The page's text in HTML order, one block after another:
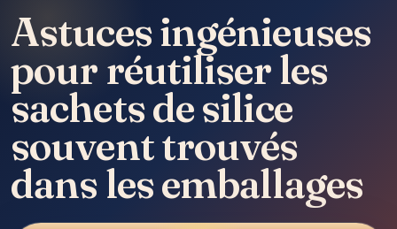
Astuces ingénieuses
pour réutiliser les
sachets de silice
souvent trouvés
dans les emballages